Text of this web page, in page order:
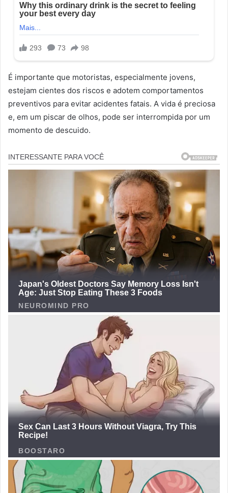
É importante que motoristas, especialmente jovens,
estejam cientes dos riscos e adotem comportamentos
preventivos para evitar acidentes fatais. A vida é preciosa
e, em um piscar de olhos, pode ser interrompida por um
momento de descuido.